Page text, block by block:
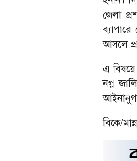
জেলা
আসলে
এ বিষয়ে
নগ্ন
আইনানুগ
বিকে/